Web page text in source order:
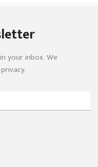
your inbox. We